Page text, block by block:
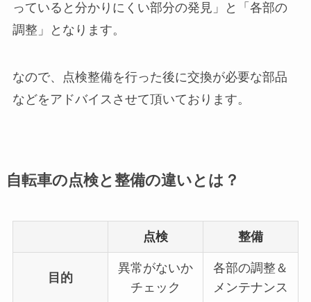
っていると分かりにくい部分の発見」と「各部の
調整」となります。
なので、点検整備を行った後に交換が必要な部品
などをアドバイスさせて頂いております。
自転車の点検と整備の違いとは？
点検 整備
目的
異常がないか
チェック
各部の調整＆
メンテナンス